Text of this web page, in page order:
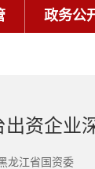
政务公
资企业
龙江省国资委